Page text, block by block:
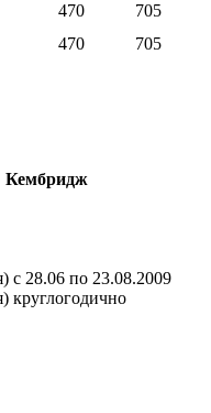
470 705
470 705
Кембридж
с 28.06 по 23.08.2009
круглогодично